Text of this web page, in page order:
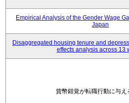
Empirical Analysis of the Gender Wage
Japan
Disaggregated housing tenure and
effects analysis across 13
貨幣錯覚が転職行動に与え